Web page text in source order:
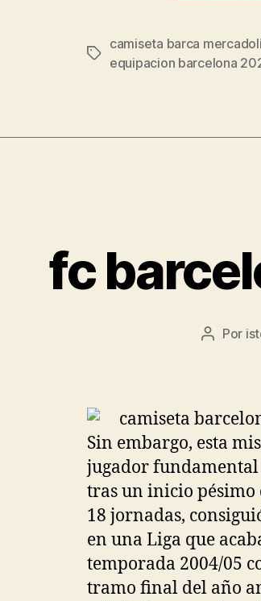
Etiquetas
camiseta barca
equipacion barcelona
fc
Autor
Por
Sin embargo, esta
jugador
tras un inicio pésimo
18 jornadas,
en una Liga que
temporada 2004/05
tramo final del año